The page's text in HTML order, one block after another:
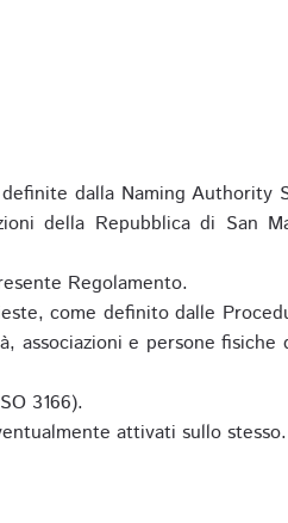
dalla Naming Authority
della Repubblica di San
Regolamento.
come definito dalle
associazioni e persone fisiche
3166).
attivati sullo stesso.